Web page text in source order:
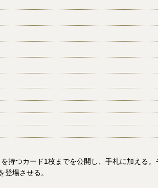
持つカード1枚までを公開し、手札に加える
場させる。